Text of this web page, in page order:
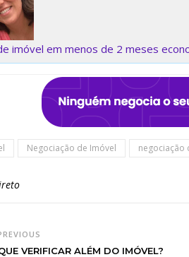
imóvel em menos de 2 meses
Negociação de Imóvel negociação
VERIFICAR ALÉM DO IMÓVEL?